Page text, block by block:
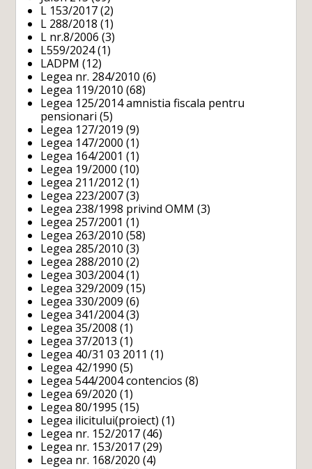
L 153/2017 (2)
L 288/2018 (1)
L nr.8/2006 (3)
L559/2024(1)
LADPM (12)
Legea nr. 284/2010 (6)
Legea 119/2010 (68)
Legea 125/2014 amnistia fiscala pentru
pensionari (5)
Legea 127/2019 (9)
Legea 147/2000 (1)
Legea 164/2001 (1)
Legea 19/2000 (10)
Legea 211/2012 (1)
Legea 223/2007 (3)
Legea 238/1998 privind OMM (3)
Legea 257/2001 (1)
Legea 263/2010 (58)
Legea 285/2010 (3)
Legea 288/2010 (2)
Legea 303/2004(1)
Legea 329/2009 (15)
Legea 330/2009 (6)
Legea 341/2004(3)
Legea 35/2008 (1)
Legea 37/2013 (1)
Legea 40/31 03 2011 (1)
Legea 42/1990 (5)
Legea 544/2004 contencios (8)
Legea 69/2020 (1)
Legea 80/1995 (15)
Legea ilicitului(proiect) (1)
Legea nr. 152/2017 (46)
Legea nr. 153/2017 (29)
Legea nr. 168/2020 (4)